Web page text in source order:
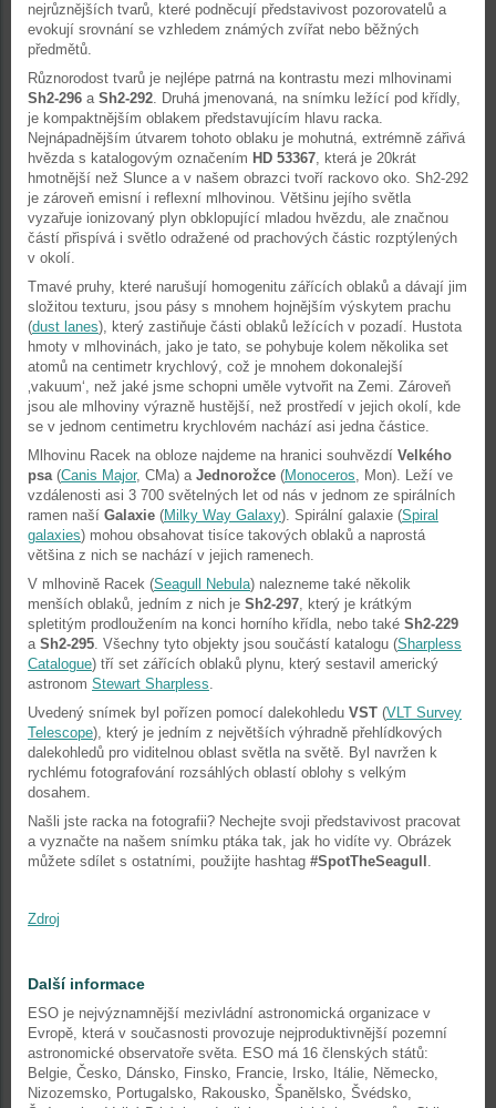
nejrůznějších tvarů, které podněcují představivost pozorovatelů a
evokují srovnání se vzhledem známých zvířat nebo běžných
předmětů.
Různorodost tvarů je nejlépe patrná na kontrastu mezi mlhovinami
Sh2-296 a Sh2-292. Druhá jmenovaná, na snímku ležící pod křídly,
je kompaktnějším oblakem představujícím hlavu racka.
Nejnápadnějším útvarem tohoto oblaku je mohutná, extrémně zářivá
hvězda s katalogovým označením HD 53367, která je 20krát
hmotnější než Slunce a v našem obrazci tvoří rackovo oko. Sh2-292
je zároveň emisní i reflexní mlhovinou. Většinu jejího světla
vyzařuje ionizovaný plyn obklopující mladou hvězdu, ale značnou
částí přispívá i světlo odražené od prachových částic rozptýlených
v okolí.
Tmavé pruhy, které narušují homogenitu zářících oblaků a dávají jim
složitou texturu, jsou pásy s mnohem hojnějším výskytem prachu
(dust lanes), který zastiňuje části oblaků ležících v pozadí. Hustota
hmoty v mlhovinách, jako je tato, se pohybuje kolem několika set
atomů na centimetr krychlový, což je mnohem dokonalejší
‚vakuum‘, než jaké jsme schopni uměle vytvořit na Zemi. Zároveň
jsou ale mlhoviny výrazně hustější, než prostředí v jejich okolí, kde
se v jednom centimetru krychlovém nachází asi jedna částice.
Mlhovinu Racek na obloze najdeme na hranici souhvězdí Velkého
psa(Canis Major, CMa) a Jednorožce (Monoceros, Mon). Leží ve
vzdálenosti asi 3 700 světelných let od nás v jednom ze spirálních
ramen naší Galaxie (Milky Way Galaxy). Spirální galaxie (Spiral
galaxies) mohou obsahovat tisíce takových oblaků a naprostá
většina z nich se nachází v jejich ramenech.
V mlhovině Racek (Seagull Nebula) nalezneme také několik
menších oblaků, jedním z nich je Sh2-297, který je krátkým
spletitým prodloužením na konci horního křídla, nebo také Sh2-229
a Sh2-295. Všechny tyto objekty jsou součástí katalogu (Sharpless
Catalogue) tří set zářících oblaků plynu, který sestavil americký
astronom Stewart Sharpless.
Uvedený snímek byl pořízen pomocí dalekohledu VST (VLT Survey
Telescope), který je jedním z největších výhradně přehlídkových
dalekohledů pro viditelnou oblast světla na světě. Byl navržen k
rychlému fotografování rozsáhlých oblastí oblohy s velkým
dosahem.
Našli jste racka na fotografii? Nechejte svoji představivost pracovat
a vyznačte na našem snímku ptáka tak, jak ho vidíte vy. Obrázek
můžete sdílet s ostatními, použijte hashtag #SpotTheSeagull .
Zdroj
Další informace
ESO je nejvýznamnější mezivládní astronomická organizace v
Evropě, která v současnosti provozuje nejproduktivnější pozemní
astronomické observatoře světa. ESO má 16 členských států:
Belgie, Česko, Dánsko, Finsko, Francie, Irsko, Itálie, Německo,
Nizozemsko, Portugalsko, Rakousko, Španělsko, Švédsko,